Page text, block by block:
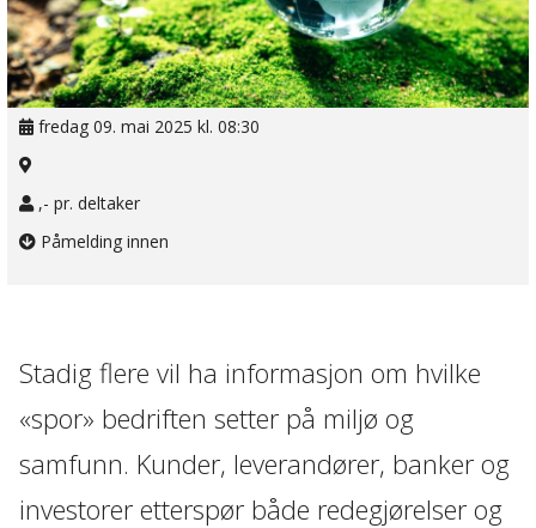
fredag 09. mai 2025 kl. 08:30
,- pr. deltaker
Påmelding innen
Stadig flere vil ha informasjon om hvilke
«spor» bedriften setter på miljø og
samfunn. Kunder, leverandører, banker og
investorer etterspør både redegjørelser og